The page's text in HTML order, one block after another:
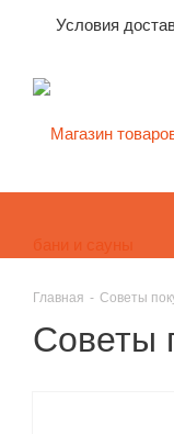
Условия
Главная - Советы
Советы